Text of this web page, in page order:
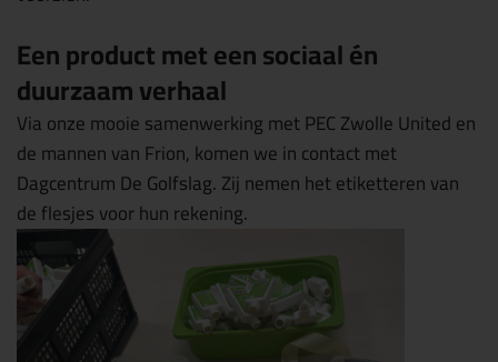
Een product met een sociaal én
duurzaam verhaal
Via onze mooie samenwerking met PEC Zwolle United en
de mannen van Frion, komen we in contact met
Dagcentrum De Golfslag. Zij nemen het etiketteren van
de flesjes voor hun rekening.